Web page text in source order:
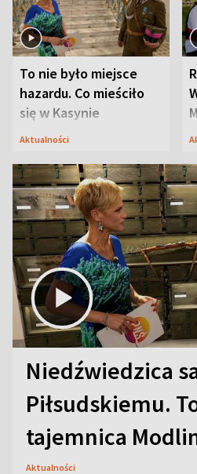
To nie było miejsce
hazardu. Co mieściło
się w Kasynie
Oficerskim?
Aktualności
Niedźwiedzica
Piłsudskiemu.
tajemnica
Aktualności